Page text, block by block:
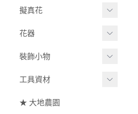
- 其他
玫瑰
大玫瑰
索拉花(有花莖)
- 莉朵獨家水染
- 大地農園
索拉花(僅花頭)
擬真花
盆栽⧸成品
綜合花束
葉材⧸藤蔓
花器
小型花器
中大型花器
裝飾小物
裝飾⧸擺飾
花插
工具資材
工具⧸型錄
★ 大地農園